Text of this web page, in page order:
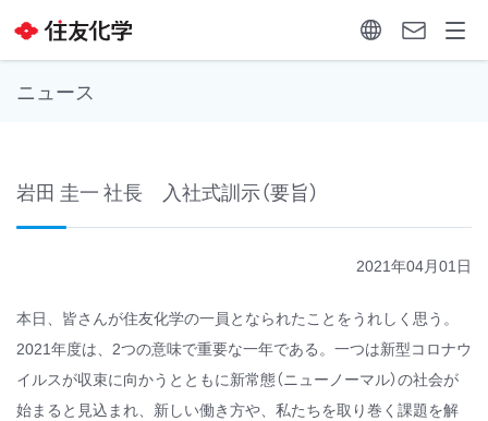
ニュース
岩田 圭一 社長 入社式訓示（要旨）
2021年04月01日
本日、皆さんが住友化学の一員となられたことをうれしく思う。
2021年度は、2つの意味で重要な一年である。一つは新型コロナウ
イルスが収束に向かうとともに新常態（ニューノーマル）の社会が
始まると見込まれ、新しい働き方や、私たちを取り巻く課題を解